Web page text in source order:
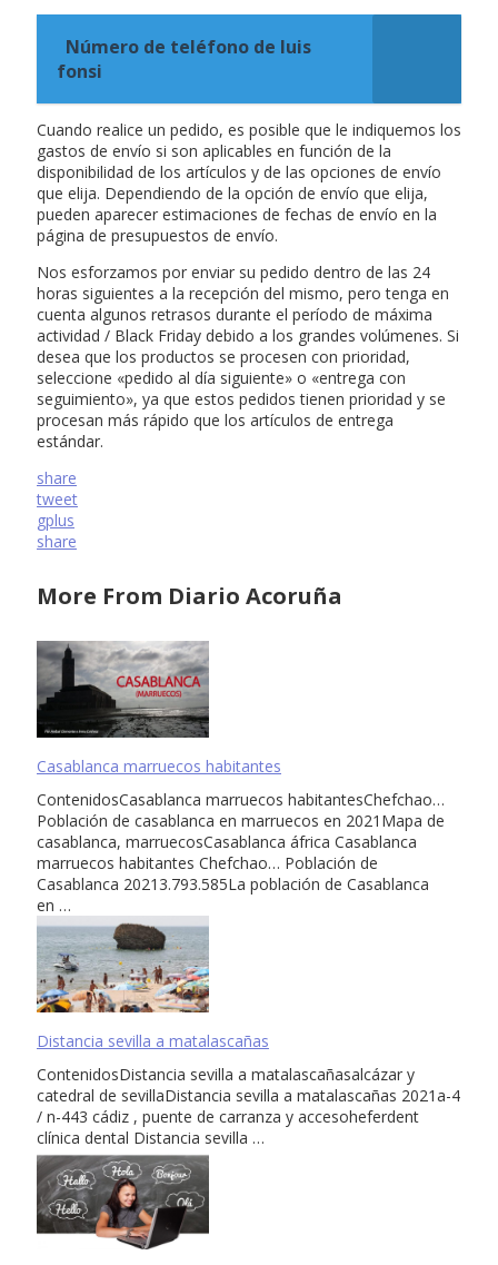
Número de teléfono de luis
fonsi
Cuando realice un pedido, es posible que le indiquemos los
gastos de envío si son aplicables en función de la
disponibilidad de los artículos y de las opciones de envío
que elija. Dependiendo de la opción de envío que elija,
pueden aparecer estimaciones de fechas de envío en la
página de presupuestos de envío.
Nos esforzamos por enviar su pedido dentro de las 24
horas siguientes a la recepción del mismo, pero tenga en
cuenta algunos retrasos durante el período de máxima
actividad / Black Friday debido a los grandes volúmenes. Si
desea que los productos se procesen con prioridad,
seleccione «pedido al día siguiente» o «entrega con
seguimiento», ya que estos pedidos tienen prioridad y se
procesan más rápido que los artículos de entrega
estándar.
share
tweet
gplus
share
More From Diario Acoruña
Casablanca marruecos habitantes
ContenidosCasablanca marruecos habitantesChefchao…
Población de casablanca en marruecos en 2021Mapa de
casablanca, marruecosCasablanca áfrica Casablanca
marruecos habitantes Chefchao… Población de
Casablanca 20213.793.585La población de Casablanca
en …
Distancia sevilla a matalascañas
ContenidosDistancia sevilla a matalascañasalcázar y
catedral de sevillaDistancia sevilla a matalascañas 2021a-4
/ n-443 cádiz , puente de carranza y accesoheferdent
clínica dental Distancia sevilla …